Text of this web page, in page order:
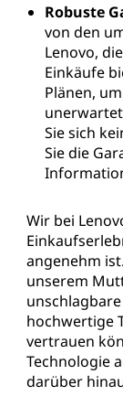
Robuste
von den
Lenovo,
Einkäufe
Plänen,
Sie sich
Sie die
Wir bei
angenehm
unserem
unschlagbare
hochwertige
vertrauen
Technologie
darüber